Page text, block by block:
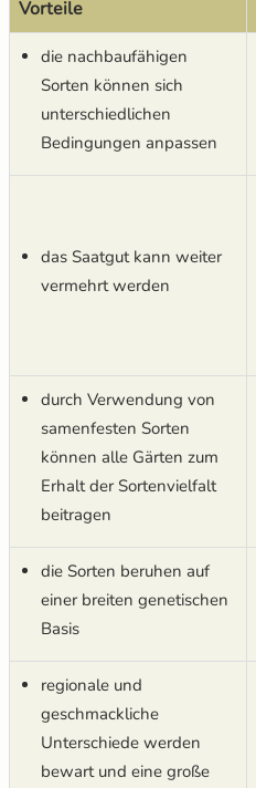
Vorteile
die nachbaufähigen
Sorten können sich
unterschiedlichen
Bedingungen anpassen
das Saatgut kann weiter
vermehrt werden
durch Verwendung von
samenfesten Sorten
können alle Gärten zum
Erhalt der Sortenvielfalt
beitragen
die Sorten beruhen auf
einer breiten genetischen
Basis
regionale und
geschmackliche
Unterschiede werden
bewart und eine große